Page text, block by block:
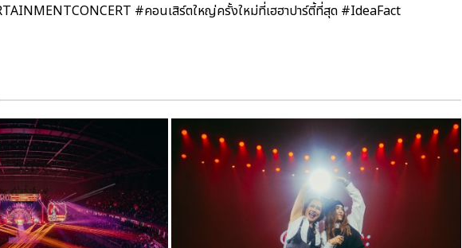
#คอนเสิร์ตใหญ่ครั้งใหม่ที่เฮฮาปาร์ตี้ที่สุด #IdeaFact